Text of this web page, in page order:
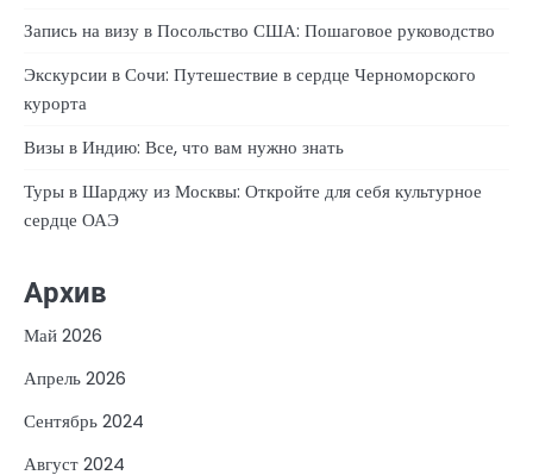
Запись на визу в Посольство США: Пошаговое руководство
Экскурсии в Сочи: Путешествие в сердце Черноморского
курорта
Визы в Индию: Все, что вам нужно знать
Туры в Шарджу из Москвы: Откройте для себя культурное
сердце ОАЭ
Архив
Май 2026
Апрель 2026
Сентябрь 2024
Август 2024